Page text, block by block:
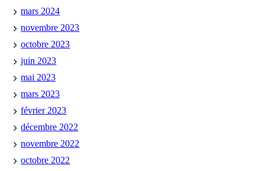
mars 2024
novembre 2023
octobre 2023
juin 2023
mai 2023
mars 2023
février 2023
décembre 2022
novembre 2022
octobre 2022